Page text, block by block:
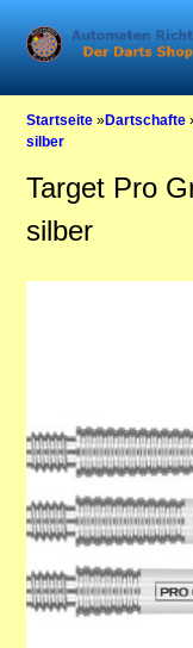
Startseite »Dartschafte
silber
Target Pro
silber